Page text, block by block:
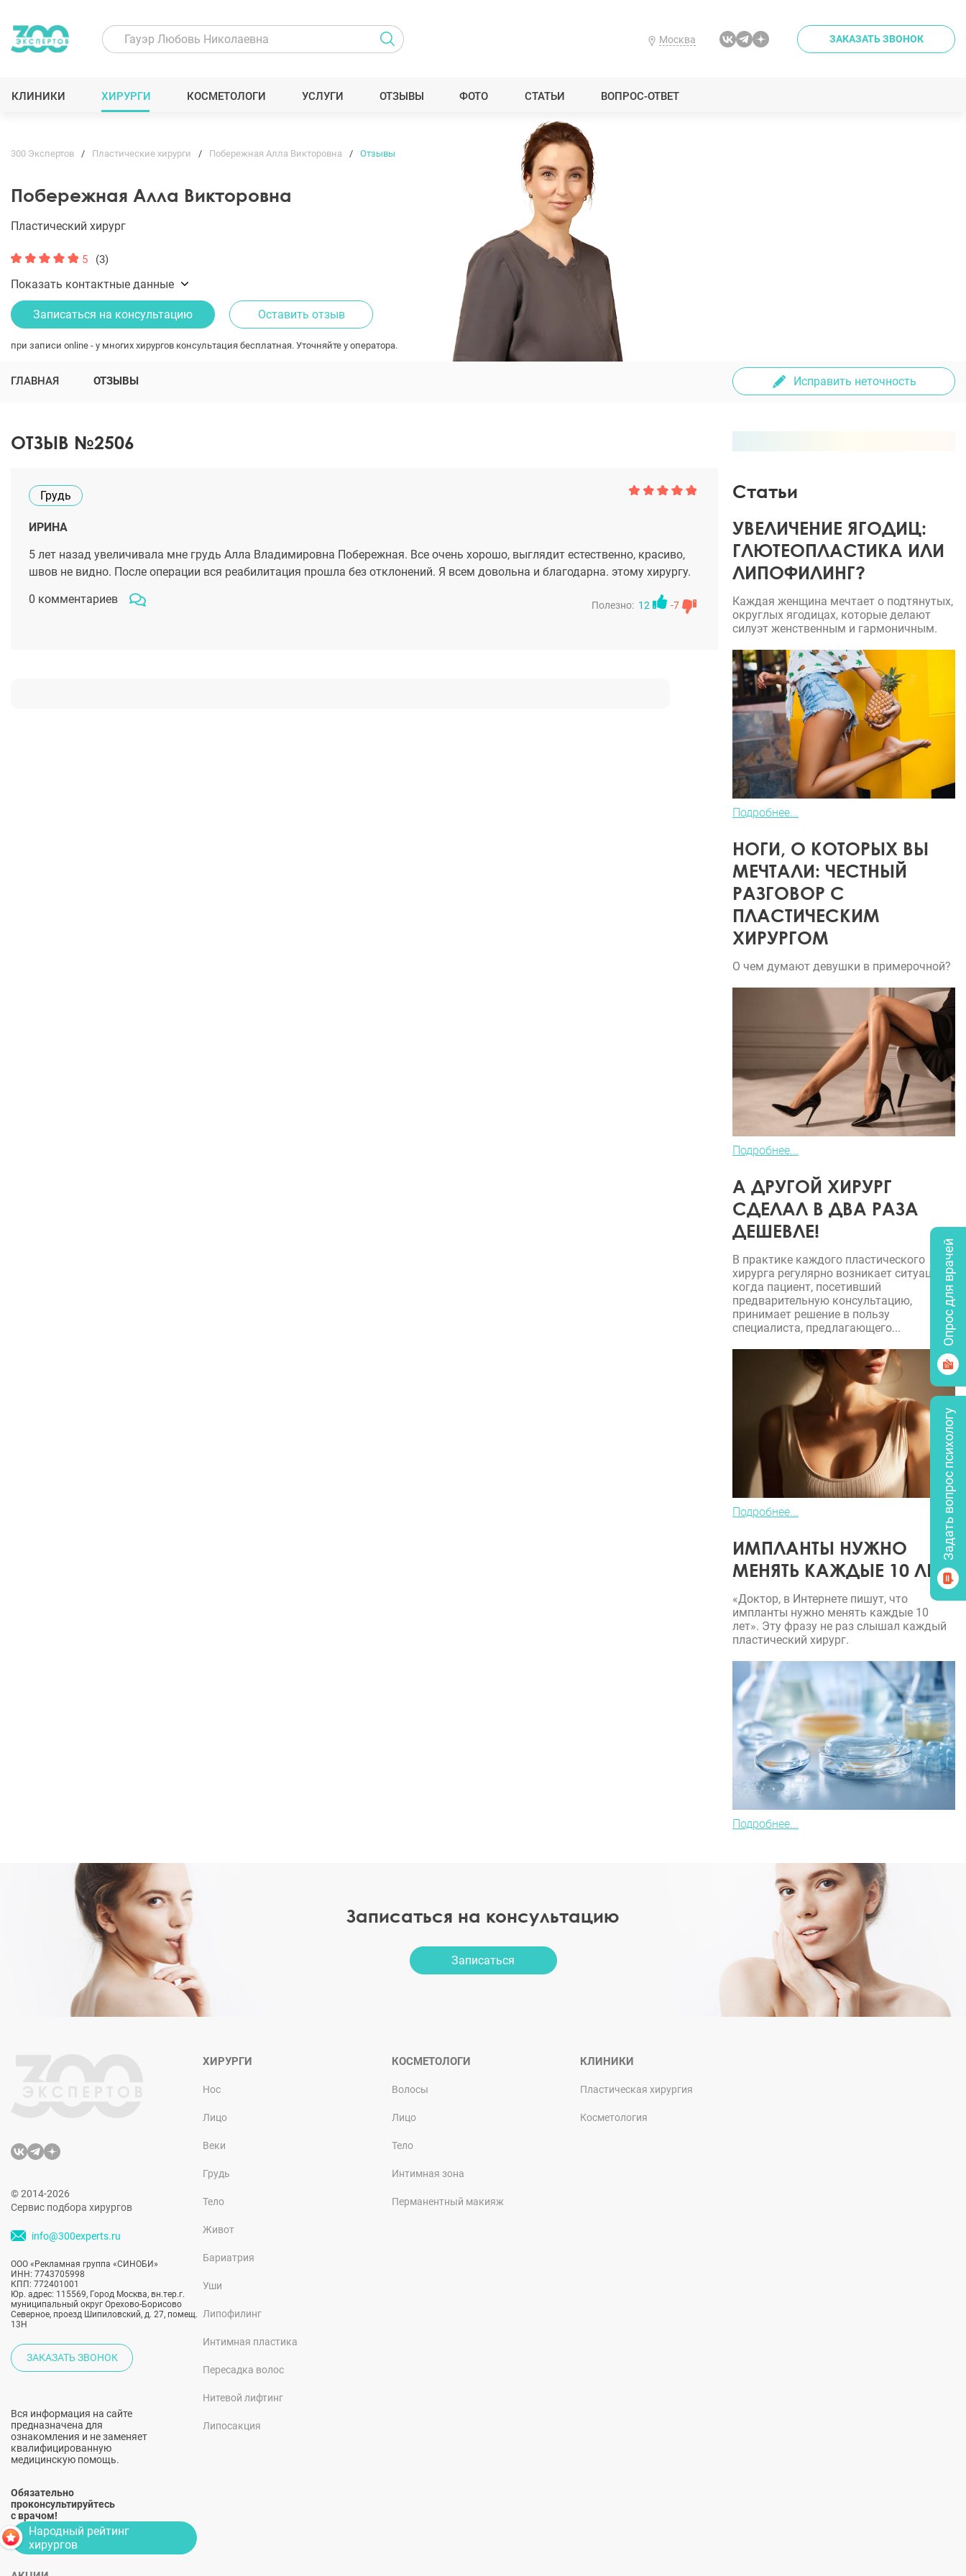
Москва ЗАКАЗАТЬ ЗВОНОК
КЛИНИКИ ХИРУРГИ КОСМЕТОЛОГИ УСЛУГИ ОТЗЫВЫ ФОТО СТАТЬИ ВОПРОС-ОТВЕТ
300 Экспертов Пластические хирурги Побережная Алла Викторовна Отзывы
Побережная Алла Викторовна
Пластический хирург
5 (3)
Показать контактные данные
Записаться на консультацию Оставить отзыв
при записи online - у многих хирургов консультация бесплатная. Уточняйте у оператора.
ГЛАВНАЯ ОТЗЫВЫ Исправить неточность
ОТЗЫВ №2506
Грудь
ИРИНА
5 лет назад увеличивала мне грудь Алла Владимировна Побережная. Все очень хорошо, выглядит естественно, красиво,
швов не видно. После операции вся реабилитация прошла без отклонений. Я всем довольна и благодарна. этому хирургу.
0 комментариев
Полезно: 12 -7
Статьи
УВЕЛИЧЕНИЕ ЯГОДИЦ:
ГЛЮТЕОПЛАСТИКА ИЛИ
ЛИПОФИЛИНГ?
Каждая женщина мечтает о подтянутых,
округлых ягодицах, которые делают
силуэт женственным и гармоничным.
Подробнее...
НОГИ, О КОТОРЫХ ВЫ
МЕЧТАЛИ: ЧЕСТНЫЙ
РАЗГОВОР С
ПЛАСТИЧЕСКИМ
ХИРУРГОМ
О чем думают девушки в примерочной?
Подробнее...
А ДРУГОЙ ХИРУРГ
СДЕЛАЛ В ДВА РАЗА
ДЕШЕВЛЕ!
В практике каждого пластического
хирурга регулярно возникает ситуация,
когда пациент, посетивший
предварительную консультацию,
принимает решение в пользу
специалиста, предлагающего...
Подробнее...
ИМПЛАНТЫ НУЖНО
МЕНЯТЬ КАЖДЫЕ 10 ЛЕТ?
«Доктор, в Интернете пишут, что
импланты нужно менять каждые 10
лет». Эту фразу не раз слышал каждый
пластический хирург.
Подробнее...
Записаться на консультацию
Записаться
© 2014-2026
Сервис подбора хирургов
info@300experts.ru
ООО «Рекламная группа «СИНОБИ»
ИНН: 7743705998
КПП: 772401001
Юр. адрес: 115569, Город Москва, вн.тер.г.
муниципальный округ Орехово-Борисово
Северное, проезд Шипиловский, д. 27, помещ.
13Н
ЗАКАЗАТЬ ЗВОНОК
Вся информация на сайте
предназначена для
ознакомления и не заменяет
квалифицированную
медицинскую помощь.
Обязательно
проконсультируйтесь
с врачом!
ХИРУРГИ
Нос
Лицо
Веки
Грудь
Тело
Живот
Бариатрия
Уши
Липофилинг
Интимная пластика
Пересадка волос
Нитевой лифтинг
Липосакция
КОСМЕТОЛОГИ
Волосы
Лицо
Тело
Интимная зона
Перманентный макияж
КЛИНИКИ
Пластическая хирургия
Косметология
Народный рейтинг
хирургов
Опрос для врачей
Задать вопрос психологу